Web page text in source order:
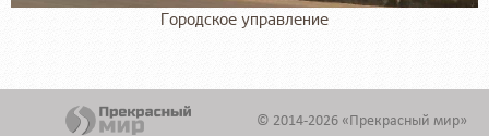
Городское управление
© 2014-2026 «Прекрасный мир»